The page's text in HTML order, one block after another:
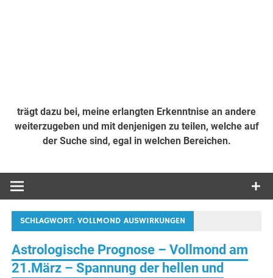
trägt dazu bei, meine erlangten Erkenntnise an andere
weiterzugeben und mit denjenigen zu teilen, welche auf
der Suche sind, egal in welchen Bereichen.
SCHLAGWORT:VOLLMOND AUSWIRKUNGEN
Astrologische Prognose – Vollmond am
21.März – Spannung der hellen und